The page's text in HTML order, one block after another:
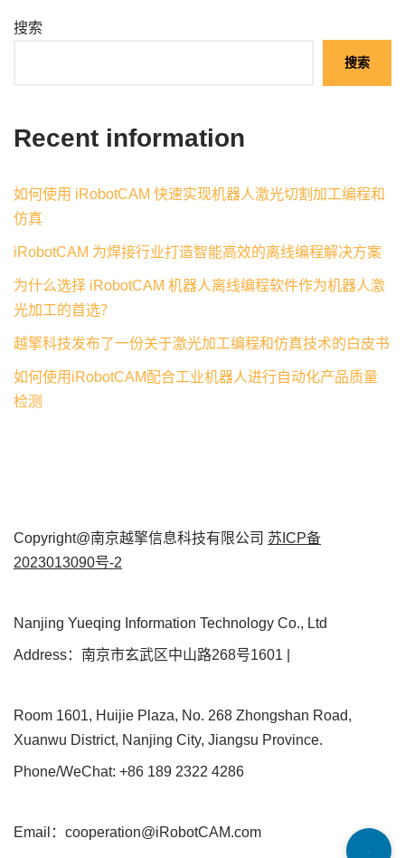
搜索
搜索
Recent information
如何使用 iRobotCAM 快速实现机器人激光切割加工编程和
仿真
iRobotCAM 为焊接行业打造智能高效的离线编程解决方案
为什么选择 iRobotCAM 机器人离线编程软件作为机器人激
光加工的首选？
越擎科技发布了一份关于激光加工编程和仿真技术的白皮书
如何使用iRobotCAM配合工业机器人进行自动化产品质量
检测
Copyright@南京越擎信息科技有限公司 苏ICP备
2023013090号-2
Nanjing Yueqing Information Technology Co., Ltd
Address：南京市玄武区中山路268号1601 |
Room 1601, Huijie Plaza, No. 268 Zhongshan Road,
Xuanwu District, Nanjing City, Jiangsu Province.
Phone/WeChat: +86 189 2322 4286
Email：cooperation@iRobotCAM.com